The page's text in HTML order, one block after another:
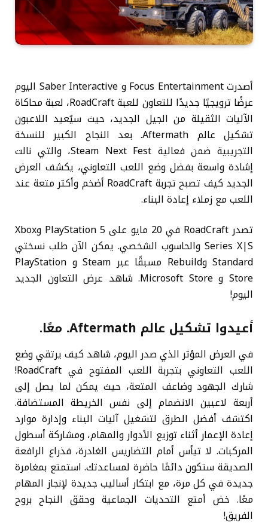
أصدرت Focus Entertainment و Saber Interactive اليوم
عرضًا ترويجيًا جديدًا للتعاون للعبة RoadCraft، لعبة محاكاة
الآليات الثقيلة من الجيل الجديد، حيث سيُعيد اللاعبون
تشكيل عالم Aftermath. بعد النجاح الكبير للنسخة
التجريبية ضمن فعالية Steam Next Fest، والتي نالت
إشادة واسعة بفضل وضع اللعب التعاوني، يكشف العرض
الجديد كيف تصبح تجربة RoadCraft أضخم وأكثر متعة عند
اللعب مع زملاء إعادة البناء.
تصدر RoadCraft في 20 مايو على PlayStation 5 وXbox
Series X|S والحاسوب الشخصي. يمكن الآن طلب نسختي
Standard وRebuild مسبقًا عبر Steam و PlayStation
Store و Microsoft Store. شاهد عرض التعاون الجديد
اليوم!
أعيدوا تشكيل عالم Aftermath. معًا.
في العرض المؤثر الذي صدر اليوم، شاهد كيف يرتقي وضع
اللعب التعاوني بتجربة اللعب المفتوح في RoadCraft!
شارك الجهود وضاعف المتعة، حيث يمكن لما يصل إلى
أربعة لاعبين الانضمام إلى نفس الخريطة المستضافة.
اكتشف أفضل الطرق لتشغيل آليات البناء وإدارة موارد
إعادة الإعمار أثناء توزيع الأدوار والمهام، ومشاركة أسطول
المركبات. لا تيأس أمام التضاريس الغادرة، فذراع الرافعة
الصديقة ستكون دائمًا حاضرة لمساعدتك. استمتع بمغامرة
جديدة في كل مرة، مع ابتكار أساليب جديدة لإنجاز المهام
معًا. خض أمتع التحديات الجماعية وحقق النجاح بروح
الفريق!